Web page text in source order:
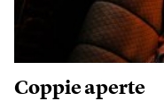
Coppie aperte